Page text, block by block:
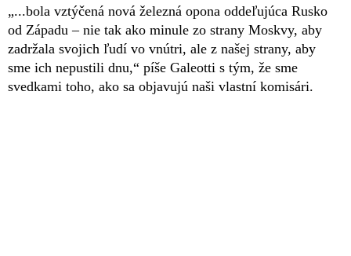
„...bola vztýčená nová železná opona oddeľujúca Rusko
od Západu – nie tak ako minule zo strany Moskvy, aby
zadržala svojich ľudí vo vnútri, ale z našej strany, aby
sme ich nepustili dnu,“ píše Galeotti s tým, že sme
svedkami toho, ako sa objavujú naši vlastní komisári.